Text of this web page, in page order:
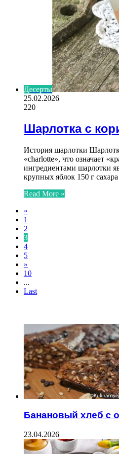
Десерты
25.02.2026
220
Шарлотка с
История шарлотки
«charlotte», что означает
ингредиентами шарлотки
крупных яблок 150 г
Read More »
«
1
2
3
4
5
»
10
...
Last
Банановый хлеб с
23.04.2026